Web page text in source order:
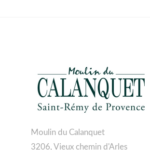
Moulin du Calanquet
3206, Vieux chemin d'Arles